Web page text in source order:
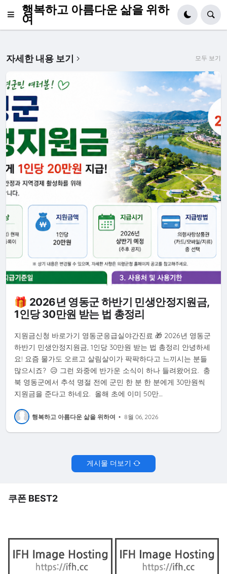
행복하고 아름다운 삶을 위하
여
자세한 내용 보기 모두 보기
🎁 2026년 영동군 하반기 민생안정지원금,
1인당 30만원 받는 법 총정리
지원금신청 바로가기 영동군응급실야간진료 🎁 2026년 영동군
하반기 민생안정지원금, 1인당 30만원 받는 법 총정리 안녕하세
요! 요즘 물가도 오르고 살림살이가 팍팍하다고 느끼시는 분들
많으시죠? 😥 그런 와중에 반가운 소식이 하나 들려왔어요. 충
북 영동군에서 추석 명절 전에 군민 한 분 한 분에게 30만원씩
지원금을 준다고 하네요. 올해 초에 이미 50만…
행복하고 아름다운 삶을 위하여 • 8월 06, 2026
게시물 더보기
쿠폰 BEST2